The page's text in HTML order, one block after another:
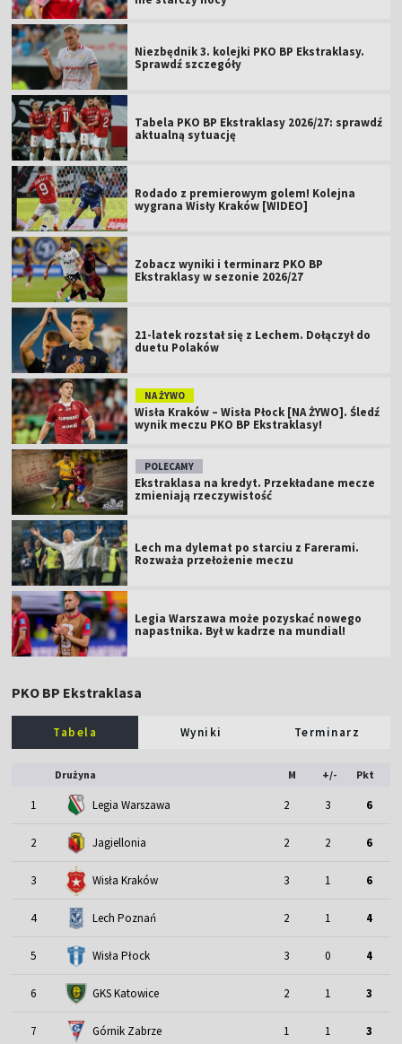
Niezbędnik 3. kolejki PKO BP Ekstraklasy.
Sprawdź szczegóły
Tabela PKO BP Ekstraklasy 2026/27: sprawdź
aktualną sytuację
Rodado z premierowym golem! Kolejna
wygrana Wisły Kraków [WIDEO]
Zobacz wyniki i terminarz PKO BP
Ekstraklasy w sezonie 2026/27
21-latek rozstał się z Lechem. Dołączył do
duetu Polaków
NA ŻYWO
Wisła Kraków – Wisła Płock [NA ŻYWO]. Śledź
wynik meczu PKO BP Ekstraklasy!
POLECAMY
Ekstraklasa na kredyt. Przekładane mecze
zmieniają rzeczywistość
Lech ma dylemat po starciu z Farerami.
Rozważa przełożenie meczu
Legia Warszawa może pozyskać nowego
napastnika. Był w kadrze na mundial!
PKO BP Ekstraklasa
Tabela Wyniki Terminarz
Drużyna M +/- Pkt
1 Legia Warszawa 2 3 6
2 Jagiellonia 2 2 6
3 Wisła Kraków 3 1 6
4 Lech Poznań 2 1 4
5 Wisła Płock 3 0 4
6 GKS Katowice 2 1 3
7 Górnik Zabrze 1 1 3